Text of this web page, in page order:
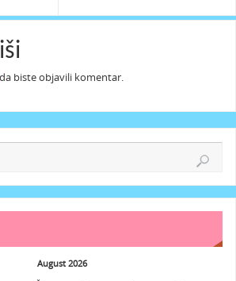
biste objavili komentar.
August 2026